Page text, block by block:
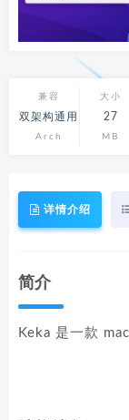
兼容
双架构通用
Arch
大小
27
MB
详情介绍
简介
Keka 是一款